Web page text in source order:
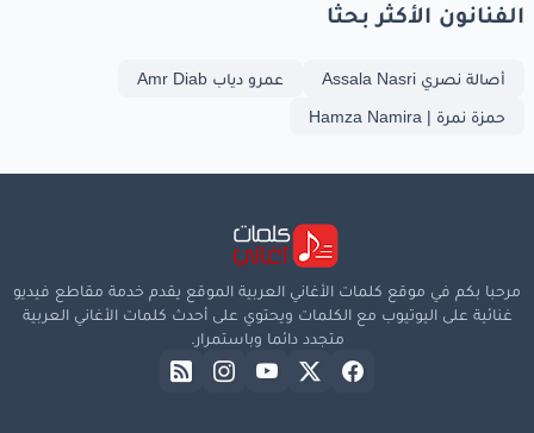
الفنانون الأكثر بحثا
أصالة نصري Assala Nasri
عمرو دياب Amr Diab
حمزة نمرة | Hamza Namira
مرحبا بكم في موقع كلمات الأغاني العربية الموقع يقدم خدمة مقاطع فيديو
غنائية على اليوتيوب مع الكلمات ويحتوي على أحدث كلمات الأغاني العربية
متجدد دائما وباستمرار.